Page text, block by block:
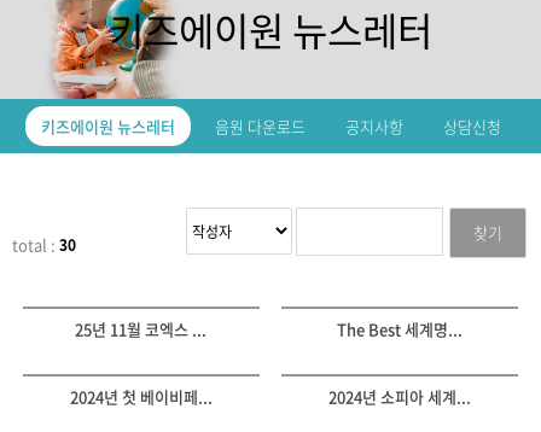
키즈에이원 뉴스레터
키즈에이원 뉴스레터 음원 다운로드 공지사항 상담신청
total : 30
찾기
25년 11월 코엑스 ... The Best 세계명...
2024년 첫 베이비페... 2024년 소피아 세계...